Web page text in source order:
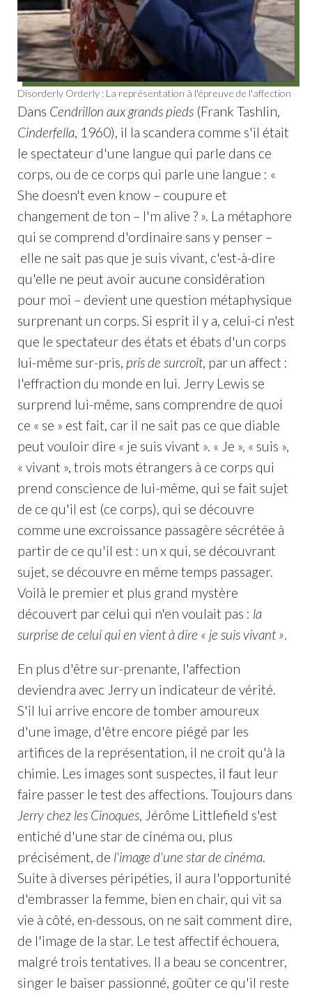
Disorderly Orderly : La représentation à l'épreuve de l'affection
Dans Cendrillon aux grands pieds(Frank Tashlin,
Cinderfella, 1960), il la scandera comme s'il était
le spectateur d'une langue qui parle dans ce
corps, ou de ce corps qui parle une langue : «
She doesn't even know – coupure et
changement de ton – I'm alive ? ». La métaphore
qui se comprend d'ordinaire sans y penser –
elle ne sait pas que je suis vivant, c'est-à-dire
qu'elle ne peut avoir aucune considération
pour moi – devient une question métaphysique
surprenant un corps. Si esprit il y a, celui-ci n'est
que le spectateur des états et ébats d'un corps
lui-même sur-pris, pris de surcroît, par un affect :
l'effraction du monde en lui. Jerry Lewis se
surprend lui-même, sans comprendre de quoi
ce « se » est fait, car il ne sait pas ce que diable
peut vouloir dire « je suis vivant ». « Je », « suis »,
« vivant », trois mots étrangers à ce corps qui
prend conscience de lui-même, qui se fait sujet
de ce qu'il est (ce corps), qui se découvre
comme une excroissance passagère sécrétée à
partir de ce qu'il est : un x qui, se découvrant
sujet, se découvre en même temps passager.
Voilà le premier et plus grand mystère
découvert par celui qui n'en voulait pas : la
surprise de celui qui en vient à dire « je suis vivant ».
En plus d'être sur-prenante, l'affection
deviendra avec Jerry un indicateur de vérité.
S'il lui arrive encore de tomber amoureux
d'une image, d'être encore piégé par les
artifices de la représentation, il ne croit qu'à la
chimie. Les images sont suspectes, il faut leur
faire passer le test des affections. Toujours dans
Jerry chez les Cinoques, Jérôme Littlefield s'est
entiché d'une star de cinéma ou, plus
précisément, de l'image d'une star de cinéma.
Suite à diverses péripéties, il aura l'opportunité
d'embrasser la femme, bien en chair, qui vit sa
vie à côté, en-dessous, on ne sait comment dire,
de l'image de la star. Le test affectif échouera,
malgré trois tentatives. Il a beau se concentrer,
singer le baiser passionné, goûter ce qu'il reste